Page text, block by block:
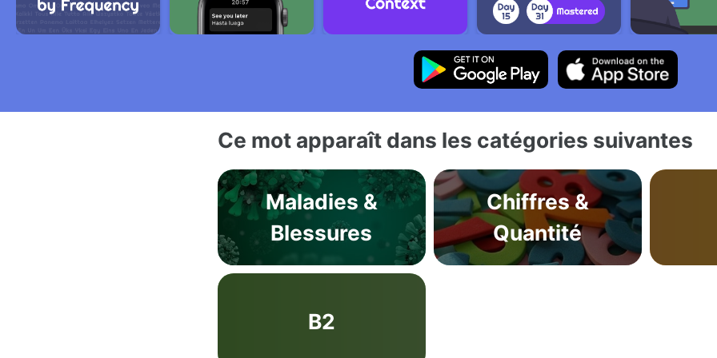
Ce mot apparaît dans les catégories suivantes
Maladies &
Blessures
Chiffres &
Quantité
B2